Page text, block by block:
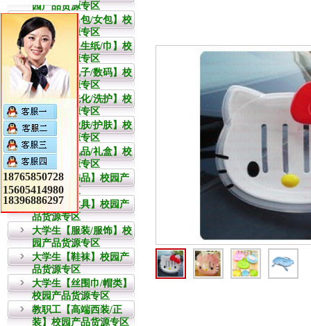
园产品货源专区
大学生【男包/女包】校
园产品货源专区
大学生【卫生纸/巾】校
园产品货源专区
大学生【电子/数码】校
园产品货源专区
大学生【洗化/洗护】校
园产品货源专区
大学生【嫩肤/护肤】校
园产品货源专区
教职工【礼品/礼盒】校
园产品货源专区
大学生【饰品】校园产
品货源专区
大学生【文具】校园产
品货源专区
大学生【服装/服饰】校
园产品货源专区
大学生【鞋袜】校园产
品货源专区
大学生【丝围巾/帽类】
校园产品货源专区
教职工【高端西装/正
装】校园产品货源专区
18765850728
15605414980
18396886297